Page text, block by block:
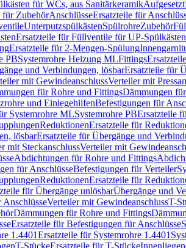
für WCs, aus SanitärkeramikAufgesetzt
für ZubehörAnschlüsseErsatzteile für
UnterputzspülkästenSpülrohreZubehör
Ersatzteile für Füllventile für UP-Spülkästen
Ersatzteile für 2-Mengen-Spülung
PBSystemrohre Heizung MLFittings
und Verbindungen, lösbarErsatzteile für
mit GewindeanschlussVerteiler mit
für Rohre und FittingsDämmungen
und EinlegehilfenBefestigungen für
Systemrohre MLSystemrohre PBErsatzteile
ReduktionenErsatzteile für
lösbarErsatzteile für Übergänge und
mit SteckanschlussVerteiler mit
Abdichtungen für Rohre und Fittings
für AnschlüsseBefestigungen für Verteiler
ReduktionenErsatzteile für
für Übergänge unlösbarÜbergänge und
AnschlüsseVerteiler mit GewindeanschlussT-
Dämmungen für Rohre und Fittings
Ersatzteile für Befestigungen für Anschlüsse
1.4401Ersatzteile für Systemrohre 1.4401
T-StückeErsatzteile für T-Stücke